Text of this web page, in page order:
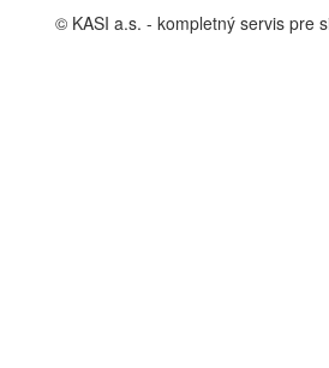
© KASI a.s. - kompletný servis pre